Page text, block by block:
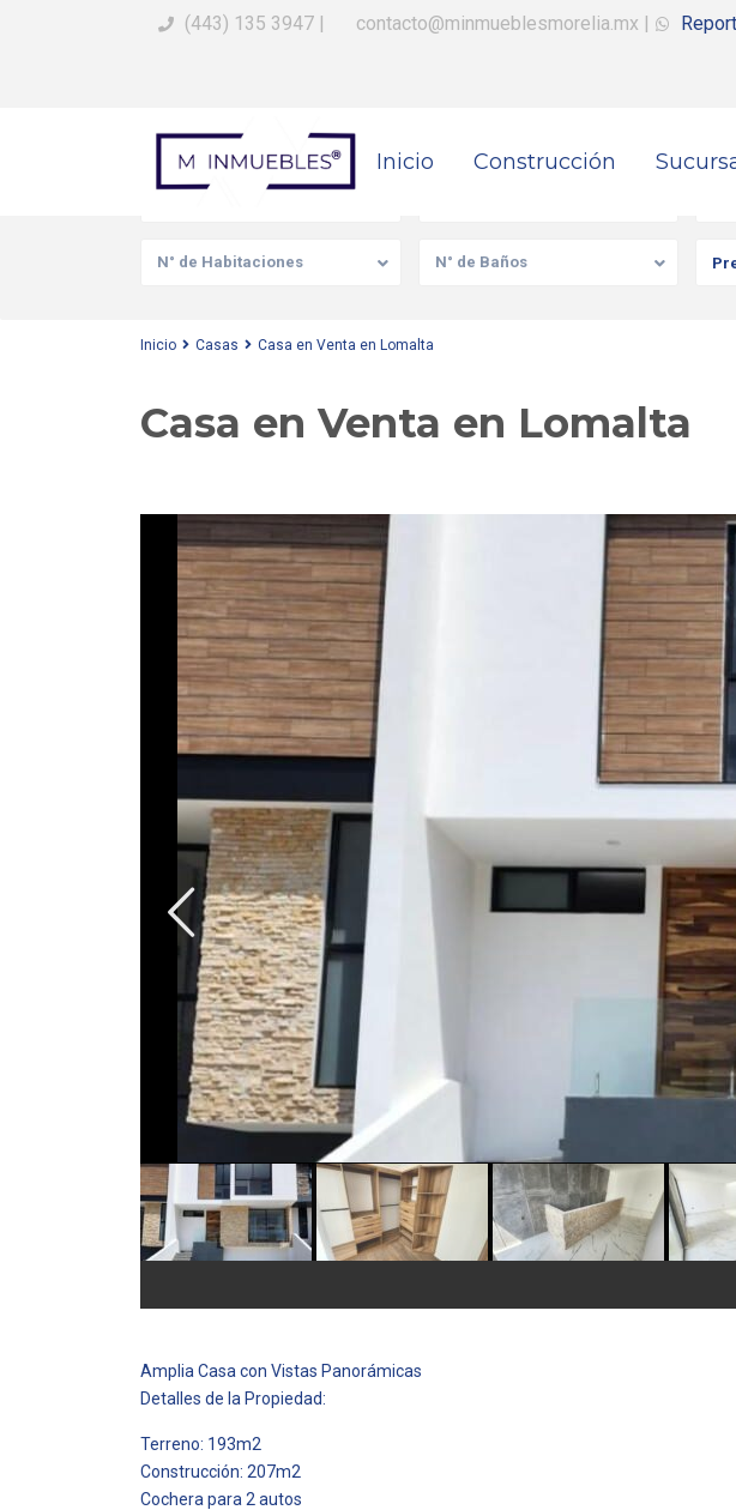
(443) 135 3947 | contacto@minmueblesmorelia.mx |
Inicio Construcción
Busca Tu Propiedad
N° de Habitaciones N° de Baños
Inicio Casas Casa en Venta en Lomalta
Casa en Venta en Lomalta
Amplia Casa con Vistas Panorámicas
Detalles de la Propiedad:
Terreno: 193m2
Construcción: 207m2
Cochera para 2 autos